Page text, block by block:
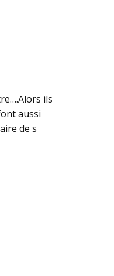
ils
aussi
de s